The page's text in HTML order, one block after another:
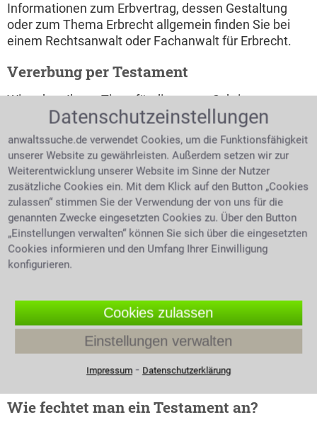
Informationen zum Erbvertrag, dessen Gestaltung
oder zum Thema Erbrecht allgemein finden Sie bei
einem Rechtsanwalt oder Fachanwalt für Erbrecht.
Vererbung per Testament
Wir geben Ihnen Tipps für die ersten Schritte zur
Erbschaft. Stirbt ein Angehöriger oder ein Mensch, der
einem nahestand, sollte baldmöglichst überprüft
werden ob es ein Testament gibt. Ist ein letzter
schriftlicher Wille aufgetaucht, so ist dieser dem
Nachlassgericht auszuhändigen. Für den Nachlass ist
das Amtsgericht in dessen Bezirk der Verstorbene
gelebt hat zuständig. Ein vom Gericht festgesetzter
Termin wird dann schriftlich an alle Erben, gesetzlich
sowie testamentarisch verfügt, versendet. Über den
Inhalt des Testamentes erfährt man erst bei dieser
Verlangen eingesehen werden, oder es können auch
beglaubigte Abschriften des Testaments
ausgehändigt werden. Holen Sie sich Rat bei einem
Sulzbach/Saar der sich bei Erbschaften auskennt.
Wie fechtet man ein Testament an?
Datenschutzeinstellungen
anwaltssuche.de verwendet Cookies, um die Funktionsfähigkeit
unserer Website zu gewährleisten. Außerdem setzen wir zur
Weiterentwicklung unserer Website im Sinne der Nutzer
zusätzliche Cookies ein. Mit dem Klick auf den Button „Cookies
zulassen“ stimmen Sie der Verwendung der von uns für die
genannten Zwecke eingesetzten Cookies zu. Über den Button
„Einstellungen verwalten“ können Sie sich über die eingesetzten
Cookies informieren und den Umfang Ihrer Einwilligung
konfigurieren.
Cookies zulassen
Einstellungen verwalten
Impressum⁃ Datenschutzerklärung